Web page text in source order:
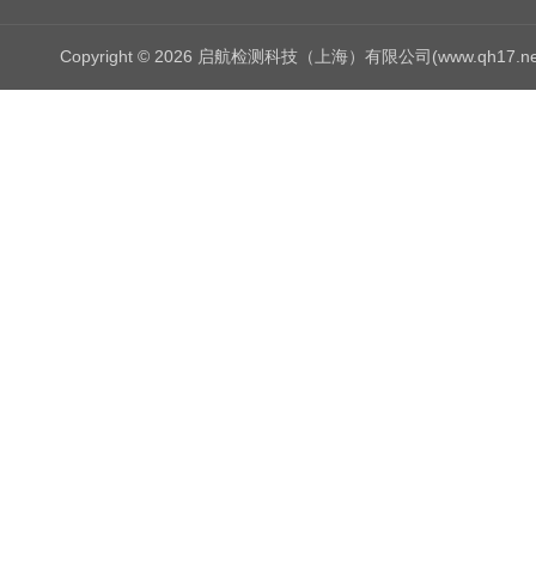
Copyright © 2026 启航检测科技（上海）有限公司